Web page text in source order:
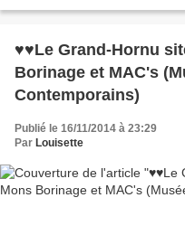
♥♥Le Grand-Hornu site minier région de Mons
Borinage et MAC's
Contemporains)
Publié le 16/11/2014 à 23:29
Par Louisette